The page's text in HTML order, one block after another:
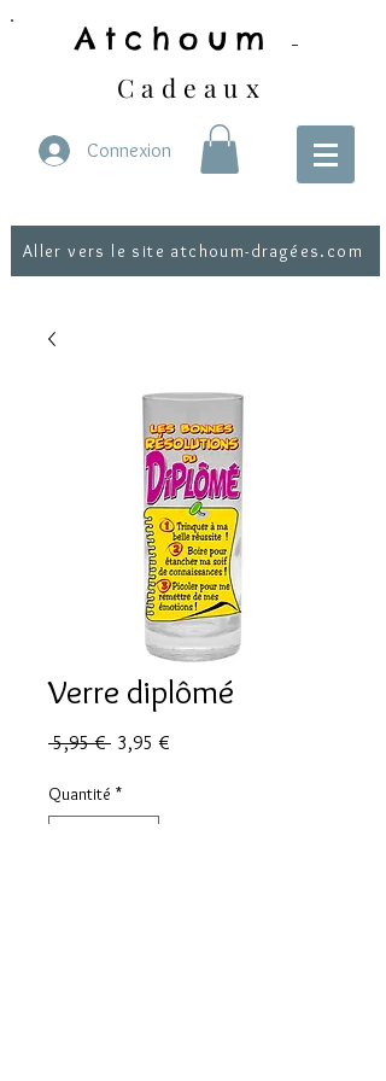
Atchoum -
Cadeaux
Connexion
Aller vers le site atchoum-dragées.com
Verre diplômé
5,95 € Prix
3,95 €
Quantité *